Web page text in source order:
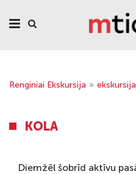
Renginiai Ekskursija »
KOLA
Diemžēl šobrīd aktīvu